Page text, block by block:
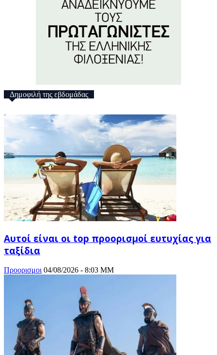
Δημοφιλή της εβδομάδας
Αυτοί είναι οι top προορισμοί ευτυχίας για
ταξίδια
Προορισμοι 04/08/2026 - 8:03 ΜΜ